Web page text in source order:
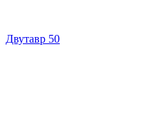
Двутавр 50